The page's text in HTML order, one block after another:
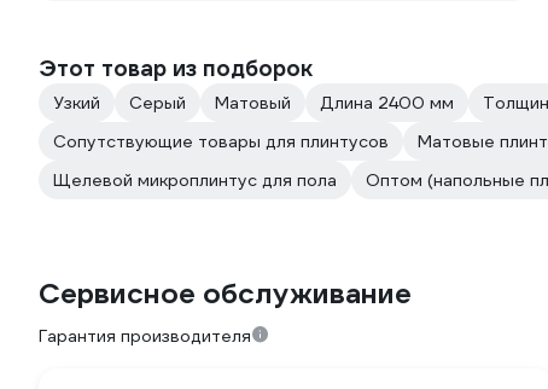
Этот товар из подборок
Узкий Серый Матовый Длина 2400 мм
Сопутствующие товары для плинтусов
Матовые
Щелевой микроплинтус для пола
Оптом (напольные
Сервисное обслуживание
Гарантия производителя